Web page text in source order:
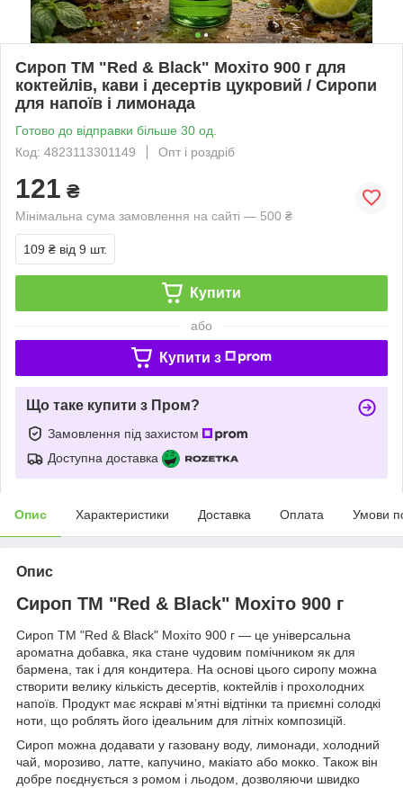
Сироп ТМ "Red & Black" Мохіто 900 г для
коктейлів, кави і десертів цукровий / Сиропи
для напоїв і лимонада
Готово до відправки більше 30 од.
Код: 4823113301149
Опт і роздріб
121 ₴
Мінімальна сума замовлення на сайті — 500 ₴
109 ₴ від 9 шт.
Купити
або
Купити з
Що таке купити з Пром?
Замовлення під захистом
Доступна доставка
Опис Характеристики Доставка Оплата Умови
Опис
Сироп ТМ "Red & Black" Мохіто 900 г
Сироп ТМ "Red & Black" Мохіто 900 г — це універсальна
ароматна добавка, яка стане чудовим помічником як для
бармена, так і для кондитера. На основі цього сиропу можна
створити велику кількість десертів, коктейлів і прохолодних
напоїв. Продукт має яскраві м’ятні відтінки та приємні солодкі
ноти, що роблять його ідеальним для літніх композицій.
Сироп можна додавати у газовану воду, лимонади, холодний
чай, морозиво, латте, капучино, макіато або мокко. Також він
добре поєднується з ромом і льодом, дозволяючи швидко